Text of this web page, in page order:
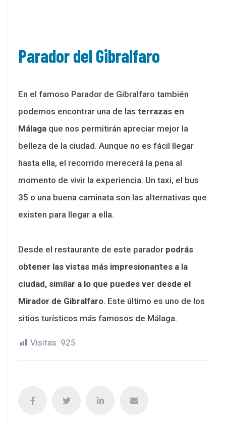
Parador del Gibralfaro
En el famoso Parador de Gibralfaro también
podemos encontrar una de las terrazas en
Málaga que nos permitirán apreciar mejor la
belleza de la ciudad. Aunque no es fácil llegar
hasta ella, el recorrido merecerá la pena al
momento de vivir la experiencia. Un taxi, el bus
35 o una buena caminata son las alternativas que
existen para llegar a ella.
Desde el restaurante de este parador podrás
obtener las vistas más impresionantes a la
ciudad, similar a lo que puedes ver desde el
Mirador de Gibralfaro. Este último es uno de los
sitios turísticos más famosos de Málaga.
Visitas: 925